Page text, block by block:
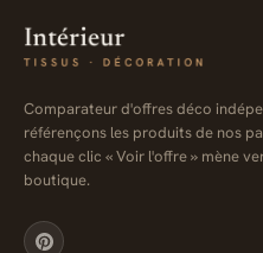
Comparateur d'offres déco
référençons les produits de nos
chaque clic « Voir l'offre » mène
boutique.